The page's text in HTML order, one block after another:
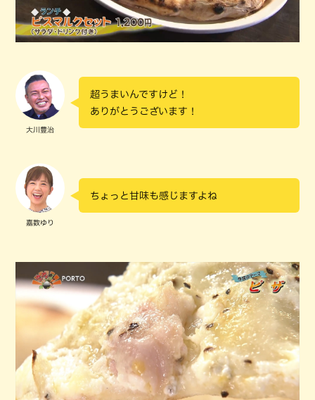
大川豊治
超うまいんですけど！
ありがとうございます！
嘉数ゆり
ちょっと甘味も感じますよね